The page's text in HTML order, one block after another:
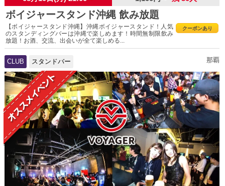
ボイジャースタンド沖縄 飲み放題
クーポンあり
【ボイジャースタンド沖縄】沖縄ボイジャースタンド！人気
のスタンディングバーは沖縄で楽しめます！時間無制限飲み
放題！お酒、交流、出会いが全て楽しめる...
CLUB スタンドバー 那覇